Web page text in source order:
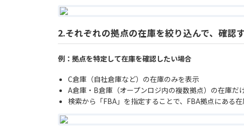
2.それぞれの拠点の在庫を絞り込んで、確認
例：拠点を特定して在庫を確認したい場合
C倉庫（自社倉庫など）の在庫のみを表示
A倉庫・B倉庫（オープンロジ内の複数拠点）の在庫だ
検索から「FBA」を指定することで、FBA拠点にある